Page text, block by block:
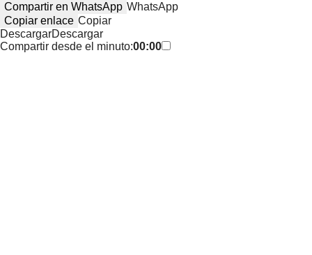
Compartir en WhatsApp WhatsApp
Copiar enlace Copiar
DescargarDescargar
Compartir desde el minuto:00:00